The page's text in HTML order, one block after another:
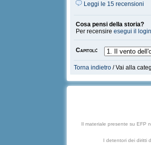
Leggi le 15 recensioni
Cosa pensi della storia?
Per recensireesegui il login
Capitoli:
Torna indietro / Vai alla
Il materiale presente su
I detentori dei